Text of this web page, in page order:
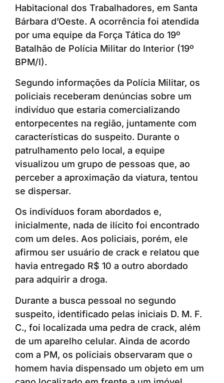
Habitacional dos Trabalhadores, em Santa
Bárbara d’Oeste. A ocorrência foi atendida
por uma equipe da Força Tática do 19º
Batalhão de Polícia Militar do Interior (19º
BPM/I).
Segundo informações da Polícia Militar, os
policiais receberam denúncias sobre um
indivíduo que estaria comercializando
entorpecentes na região, juntamente com
características do suspeito. Durante o
patrulhamento pelo local, a equipe
visualizou um grupo de pessoas que, ao
perceber a aproximação da viatura, tentou
se dispersar.
Os indivíduos foram abordados e,
inicialmente, nada de ilícito foi encontrado
com um deles. Aos policiais, porém, ele
afirmou ser usuário de crack e relatou que
havia entregado R$ 10 a outro abordado
para adquirir a droga.
Durante a busca pessoal no segundo
suspeito, identificado pelas iniciais D. M. F.
C., foi localizada uma pedra de crack, além
de um aparelho celular. Ainda de acordo
com a PM, os policiais observaram que o
homem havia dispensado um objeto em um